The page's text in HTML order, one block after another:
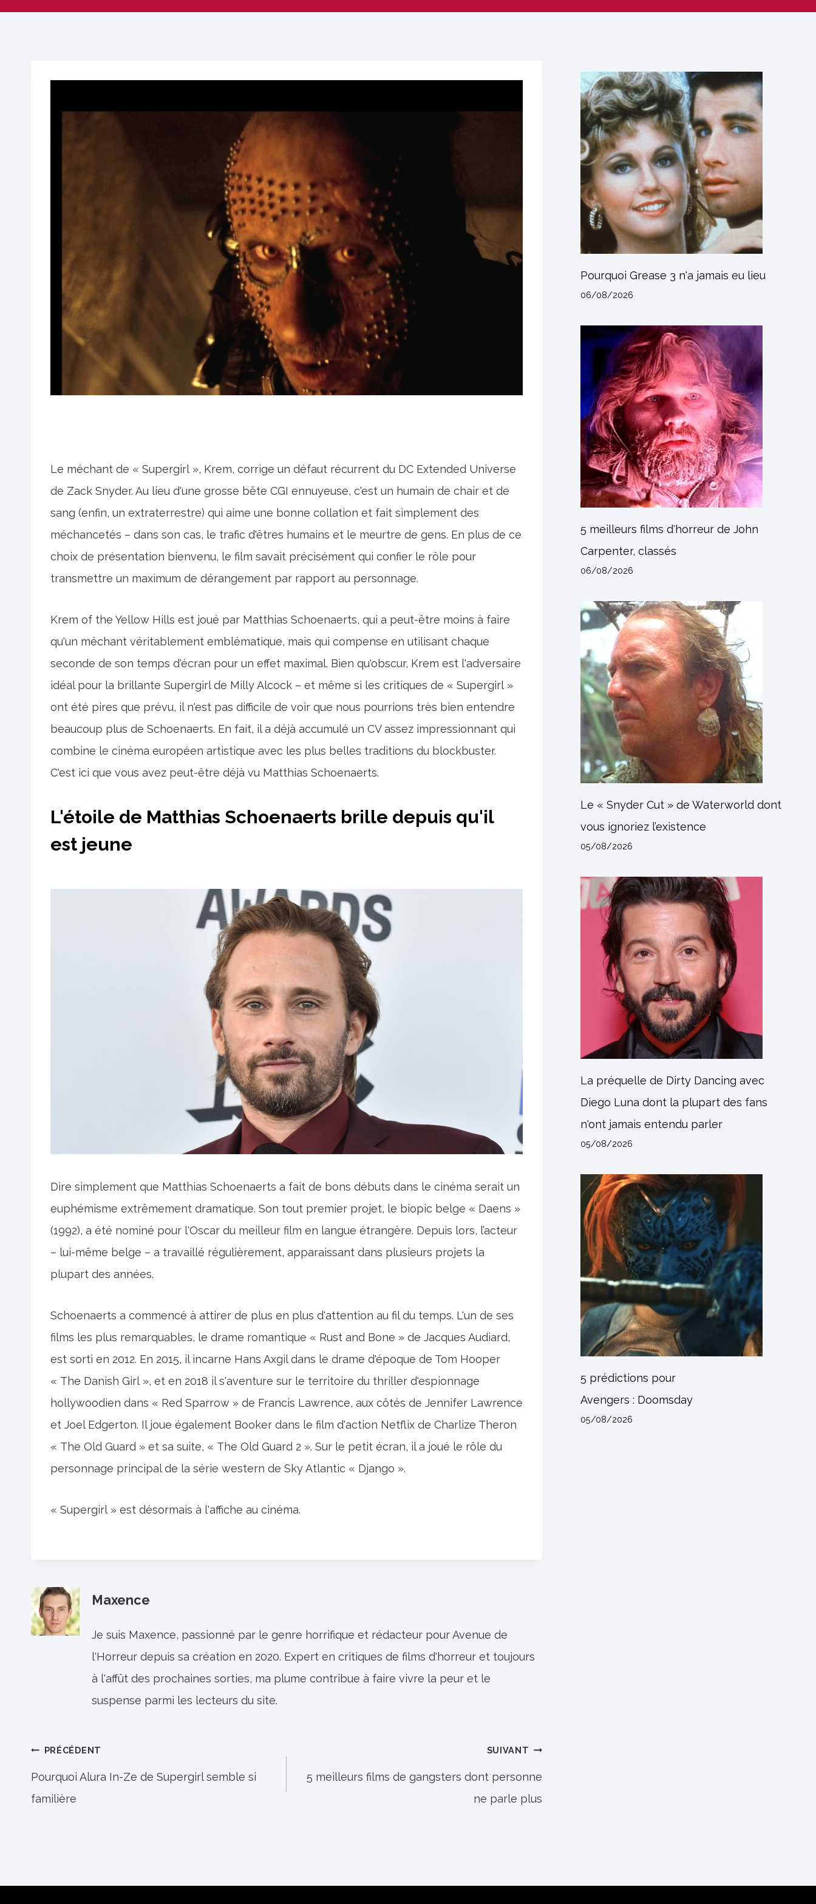
Le méchant de « Supergirl », Krem, corrige un défaut récurrent du DC Extended Universe
de Zack Snyder. Au lieu d'une grosse bête CGI ennuyeuse, c'est un humain de chair et de
sang (enfin, un extraterrestre) qui aime une bonne collation et fait simplement des
méchancetés – dans son cas, le trafic d'êtres humains et le meurtre de gens. En plus de ce
choix de présentation bienvenu, le film savait précisément qui confier le rôle pour
transmettre un maximum de dérangement par rapport au personnage.
Krem of the Yellow Hills est joué par Matthias Schoenaerts, qui a peut-être moins à faire
qu'un méchant véritablement emblématique, mais qui compense en utilisant chaque
seconde de son temps d'écran pour un effet maximal. Bien qu'obscur, Krem est l'adversaire
idéal pour la brillante Supergirl de Milly Alcock – et même si les critiques de « Supergirl »
ont été pires que prévu, il n'est pas difficile de voir que nous pourrions très bien entendre
beaucoup plus de Schoenaerts. En fait, il a déjà accumulé un CV assez impressionnant qui
combine le cinéma européen artistique avec les plus belles traditions du blockbuster.
C'est ici que vous avez peut-être déjà vu Matthias Schoenaerts.
L'étoile de Matthias Schoenaerts brille depuis qu'il
est jeune
Dire simplement que Matthias Schoenaerts a fait de bons débuts dans le cinéma serait un
euphémisme extrêmement dramatique. Son tout premier projet, le biopic belge « Daens »
(1992), a été nominé pour l'Oscar du meilleur film en langue étrangère. Depuis lors, l’acteur
– lui-même belge – a travaillé régulièrement, apparaissant dans plusieurs projets la
plupart des années.
Schoenaerts a commencé à attirer de plus en plus d'attention au fil du temps. L'un de ses
films les plus remarquables, le drame romantique « Rust and Bone » de Jacques Audiard,
est sorti en 2012. En 2015, il incarne Hans Axgil dans le drame d'époque de Tom Hooper
« The Danish Girl », et en 2018 il s'aventure sur le territoire du thriller d'espionnage
hollywoodien dans « Red Sparrow » de Francis Lawrence, aux côtés de Jennifer Lawrence
et Joel Edgerton. Il joue également Booker dans le film d'action Netflix de Charlize Theron
« The Old Guard » et sa suite, « The Old Guard 2 ». Sur le petit écran, il a joué le rôle du
personnage principal de la série western de Sky Atlantic « Django ».
« Supergirl » est désormais à l'affiche au cinéma.
Maxence
Je suis Maxence, passionné par le genre horrifique et rédacteur pour Avenue de
l'Horreur depuis sa création en 2020. Expert en critiques de films d'horreur et toujours
à l'affût des prochaines sorties, ma plume contribue à faire vivre la peur et le
suspense parmi les lecteurs du site.
Navigation
de
l’article
PRÉCÉDENT
Pourquoi Alura In-Ze de Supergirl semble si
familière
SUIVANT
5 meilleurs films de gangsters dont personne
ne parle plus
Pourquoi Grease 3 n'a jamais eu lieu
06/08/2026
5 meilleurs films d'horreur de John
Carpenter, classés
06/08/2026
Le « Snyder Cut » de Waterworld dont
vous ignoriez l’existence
05/08/2026
La préquelle de Dirty Dancing avec
Diego Luna dont la plupart des fans
n'ont jamais entendu parler
05/08/2026
5 prédictions pour
Avengers : Doomsday
05/08/2026